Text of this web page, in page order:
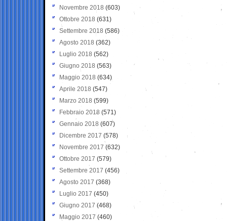
Novembre 2018 (603)
Ottobre 2018 (631)
Settembre 2018 (586)
Agosto 2018 (362)
Luglio 2018 (562)
Giugno 2018 (563)
Maggio 2018 (634)
Aprile 2018 (547)
Marzo 2018 (599)
Febbraio 2018 (571)
Gennaio 2018 (607)
Dicembre 2017 (578)
Novembre 2017 (632)
Ottobre 2017 (579)
Settembre 2017 (456)
Agosto 2017 (368)
Luglio 2017 (450)
Giugno 2017 (468)
Maggio 2017 (460)